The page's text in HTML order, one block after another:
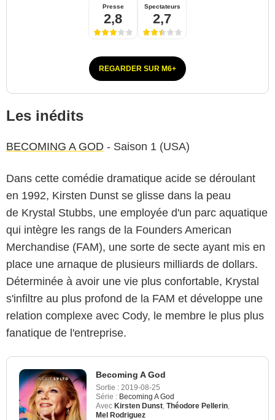
Presse
2,8
Spectateurs
2,7
REGARDER SUR M6+
Les inédits
BECOMING A GOD - Saison 1 (USA)
Dans cette comédie dramatique acide se déroulant
en 1992, Kirsten Dunst se glisse dans la peau
de Krystal Stubbs, une employée d'un parc aquatique
qui intègre les rangs de la Founders American
Merchandise (FAM), une sorte de secte ayant mis en
place une arnaque de plusieurs milliards de dollars.
Déterminée à avoir une vie plus confortable, Krystal
s'infiltre au plus profond de la FAM et développe une
relation complexe avec Cody, le membre le plus plus
fanatique de l'entreprise.
Becoming A God
Sortie : 2019-08-25
Série : Becoming A God
Avec Kirsten Dunst Théodore Pellerin
Mel Rodriguez